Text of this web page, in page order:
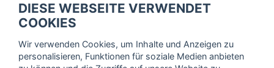
Trage dich hier für unseren Newsletter ein und erhalte regelmäßig
DIESE WEBSEITE VERWENDET
COOKIES
Wir verwenden Cookies, um Inhalte und Anzeigen zu
personalisieren, Funktionen für soziale Medien anbieten